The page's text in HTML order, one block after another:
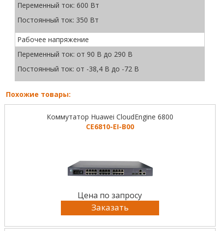
Переменный ток: 600 Вт
Постоянный ток: 350 Вт
Рабочее напряжение
Переменный ток: от 90 B до 290 B
Постоянный ток: от -38,4 B до -72 B
Похожие товары:
Коммутатор Huawei CloudEngine 6800
CE6810-EI-B00
Цена по запросу
Заказать